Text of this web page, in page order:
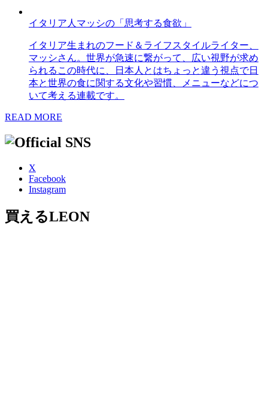
イタリア人マッシの「思考する食欲」
イタリア生まれのフード＆ライフスタイルライター、
マッシさん。世界が急速に繋がって、広い視野が求め
られるこの時代に、日本人とはちょっと違う視点で日
本と世界の食に関する文化や習慣、メニューなどにつ
いて考える連載です。
READ MORE
X
Facebook
Instagram
買えるLEON